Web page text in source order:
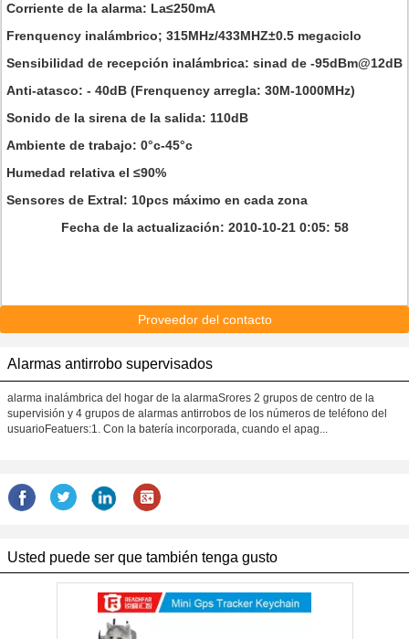
Corriente de la alarma: La≤250mA
Frenquency inalámbrico; 315MHz/433MHZ±0.5 megaciclo
Sensibilidad de recepción inalámbrica: sinad de -95dBm@12dB
Anti-atasco: - 40dB (Frenquency arregla: 30M-1000MHz)
Sonido de la sirena de la salida: 110dB
Ambiente de trabajo: 0°c-45°c
Humedad relativa el ≤90%
Sensores de Extral: 10pcs máximo en cada zona
Fecha de la actualización: 2010-10-21 0:05: 58
Proveedor del contacto
Alarmas antirrobo supervisados
alarma inalámbrica del hogar de la alarmaSrores 2 grupos de centro de la
supervisión y 4 grupos de alarmas antirrobos de los números de teléfono del
usuarioFeatuers:1. Con la batería incorporada, cuando el apag...
Usted puede ser que también tenga gusto